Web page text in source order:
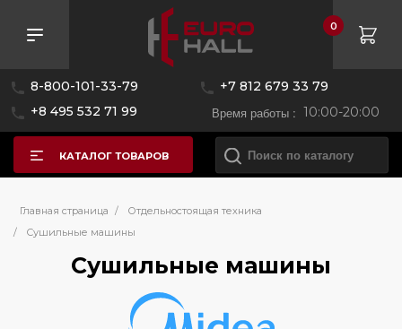
8-800-101-33-79
+7 812 679 33 79
+8 495 532 71 99
Время работы : 10:00-20:00
0
КАТАЛОГ ТОВАРОВ
Главная страница /
Отдельностоящая техника
/
Сушильные машины
Сушильные машины
Розничная цена
—
Бренд
AEG